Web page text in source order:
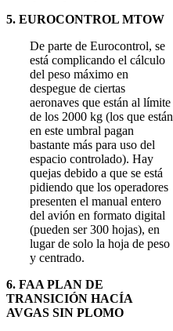
5. EUROCONTROL MTOW
De parte de Eurocontrol, se
está complicando el cálculo
del peso máximo en
despegue de ciertas
aeronaves que están al límite
de los 2000 kg (los que están
en este umbral pagan
bastante más para uso del
espacio controlado). Hay
quejas debido a que se está
pidiendo que los operadores
presenten el manual entero
del avión en formato digital
(pueden ser 300 hojas), en
lugar de solo la hoja de peso
y centrado.
6. FAA PLAN DE
TRANSICIÓN HACÍA
AVGAS SIN PLOMO